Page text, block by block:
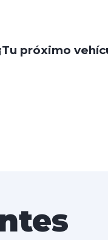
próximo